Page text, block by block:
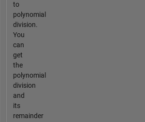
to
polynomial
division.
You
can
get
the
polynomial
division
and
its
remainder